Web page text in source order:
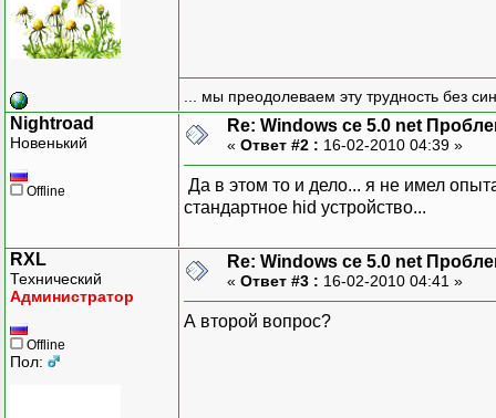
... мы преодолеваем эту трудность без
Nightroad
Новенький
Offline
Re: Windows ce 5.0 net
« Ответ #2 : 16-02-2010 04:39 »
Да в этом то и дело... я не имел
стандартное hid устройство...
RXL
Технический
Администратор
Offline
Пол:
Re: Windows ce 5.0 net
« Ответ #3 : 16-02-2010 04:41 »
А второй вопрос?